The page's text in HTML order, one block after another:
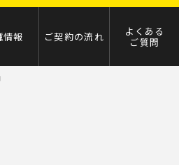
情報 ご契約の流れ
よくある
ご質問